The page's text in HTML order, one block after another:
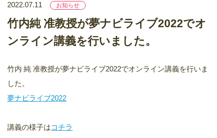
2022.07.11 お知らせ
竹内純 准教授が夢ナビライブ2022でオ
ンライン講義を行いました。
竹内 純 准教授が夢ナビライブ2022でオンライン講義を行いま
した。
夢ナビライブ2022
講義の様子はコチラ